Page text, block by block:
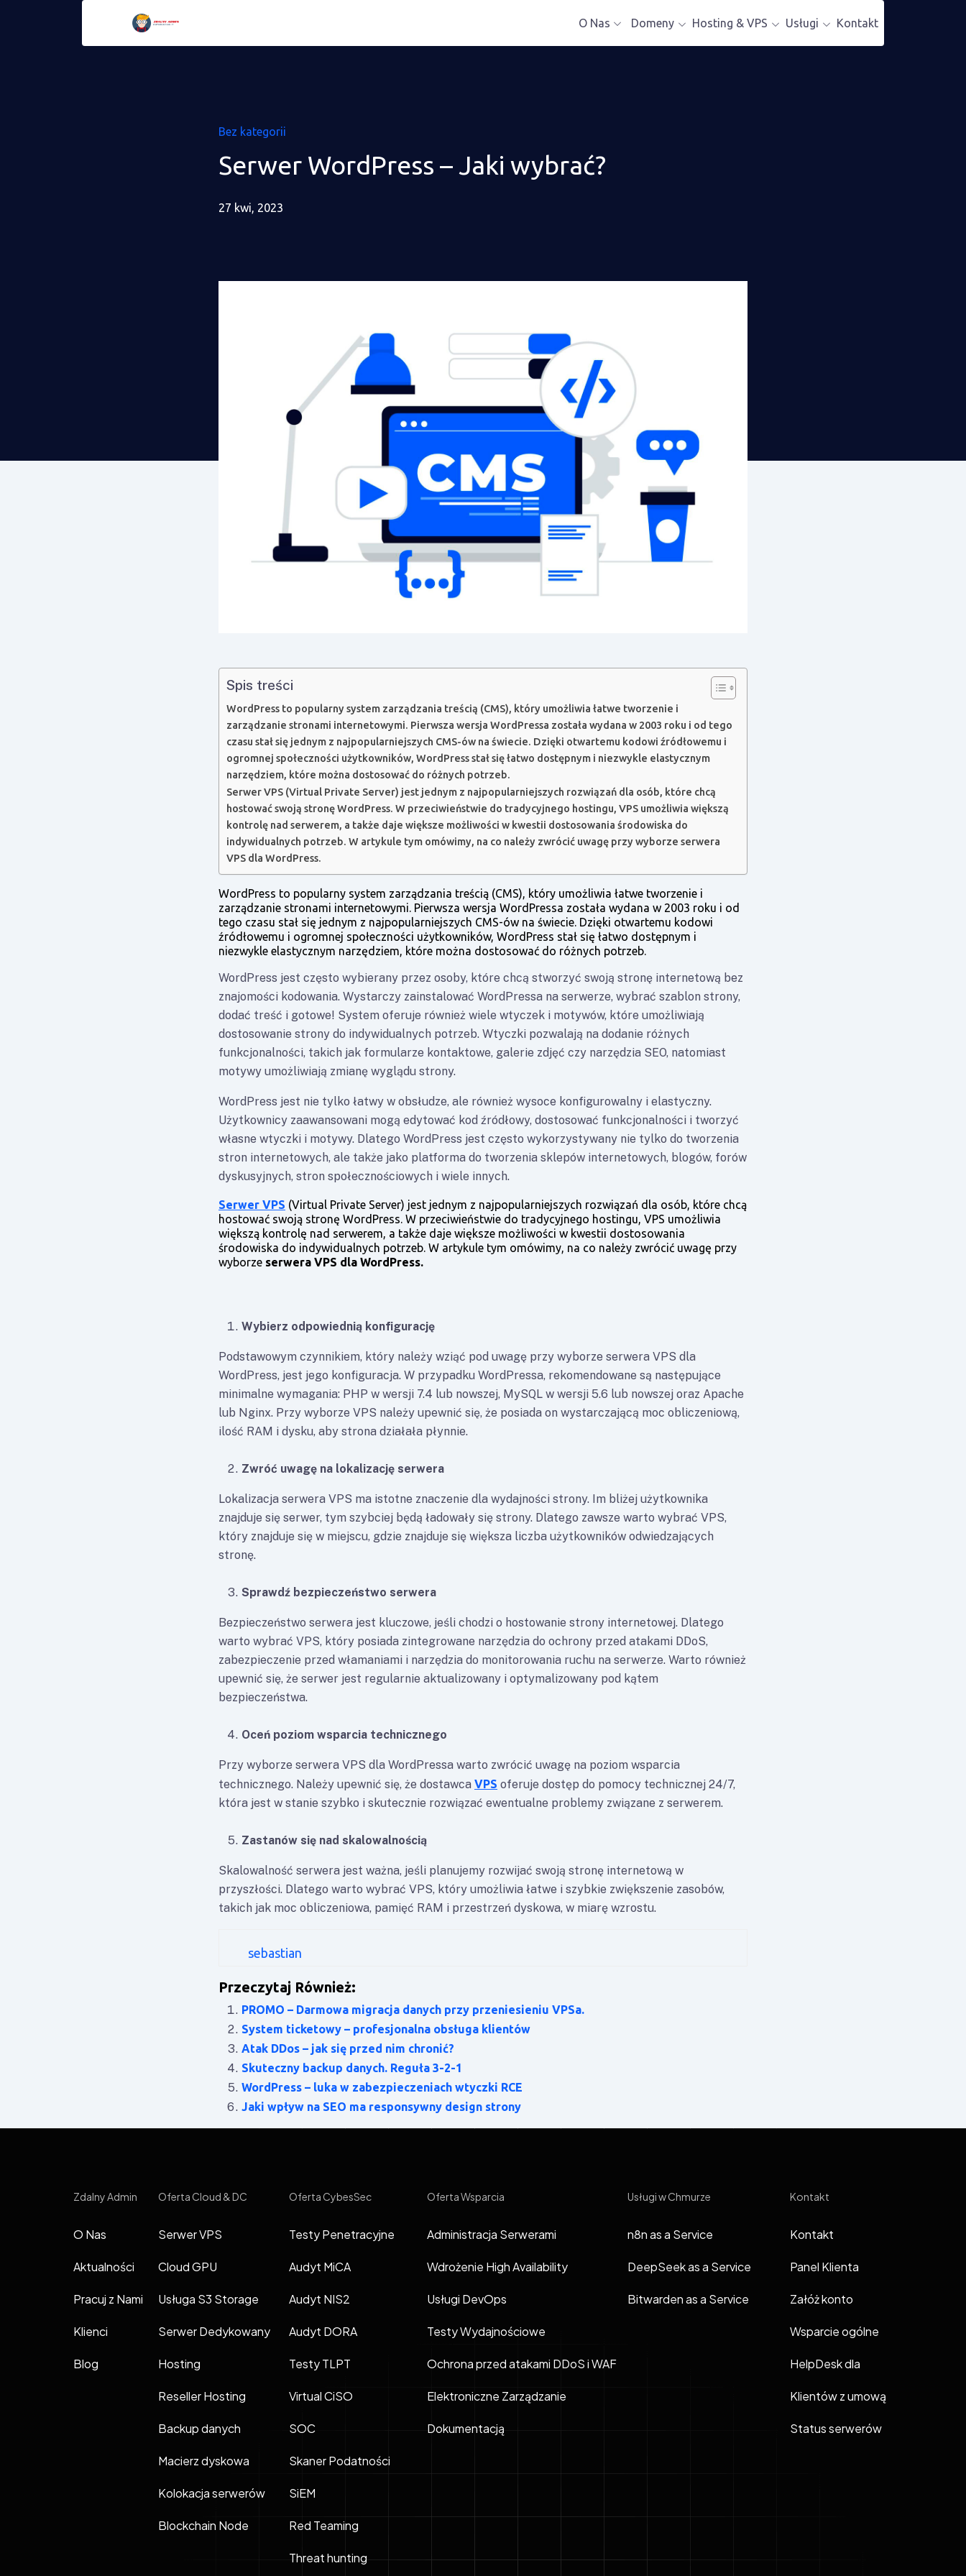
O Nas Domeny Hosting & VPS Usługi Kontakt
Bez kategorii
Serwer WordPress – Jaki wybrać?
27 kwi, 2023
Spis treści
WordPress to popularny system zarządzania treścią (CMS), który umożliwia łatwe tworzenie i
zarządzanie stronami internetowymi. Pierwsza wersja WordPressa została wydana w 2003 roku i od tego
czasu stał się jednym z najpopularniejszych CMS-ów na świecie. Dzięki otwartemu kodowi źródłowemu i
ogromnej społeczności użytkowników, WordPress stał się łatwo dostępnym i niezwykle elastycznym
narzędziem, które można dostosować do różnych potrzeb.
Serwer VPS (Virtual Private Server) jest jednym z najpopularniejszych rozwiązań dla osób, które chcą
hostować swoją stronę WordPress. W przeciwieństwie do tradycyjnego hostingu, VPS umożliwia większą
kontrolę nad serwerem, a także daje większe możliwości w kwestii dostosowania środowiska do
indywidualnych potrzeb. W artykule tym omówimy, na co należy zwrócić uwagę przy wyborze serwera
VPS dla WordPress.
WordPress to popularny system zarządzania treścią (CMS), który umożliwia łatwe tworzenie i
zarządzanie stronami internetowymi. Pierwsza wersja WordPressa została wydana w 2003 roku i od
tego czasu stał się jednym z najpopularniejszych CMS-ów na świecie. Dzięki otwartemu kodowi
źródłowemu i ogromnej społeczności użytkowników, WordPress stał się łatwo dostępnym i
niezwykle elastycznym narzędziem, które można dostosować do różnych potrzeb.
WordPress jest często wybierany przez osoby, które chcą stworzyć swoją stronę internetową bez
znajomości kodowania. Wystarczy zainstalować WordPressa na serwerze, wybrać szablon strony,
dodać treść i gotowe! System oferuje również wiele wtyczek i motywów, które umożliwiają
dostosowanie strony do indywidualnych potrzeb. Wtyczki pozwalają na dodanie różnych
funkcjonalności, takich jak formularze kontaktowe, galerie zdjęć czy narzędzia SEO, natomiast
motywy umożliwiają zmianę wyglądu strony.
WordPress jest nie tylko łatwy w obsłudze, ale również wysoce konfigurowalny i elastyczny.
Użytkownicy zaawansowani mogą edytować kod źródłowy, dostosować funkcjonalności i tworzyć
własne wtyczki i motywy. Dlatego WordPress jest często wykorzystywany nie tylko do tworzenia
stron internetowych, ale także jako platforma do tworzenia sklepów internetowych, blogów, forów
dyskusyjnych, stron społecznościowych i wiele innych.
Serwer VPS (Virtual Private Server) jest jednym z najpopularniejszych rozwiązań dla osób, które chcą
hostować swoją stronę WordPress. W przeciwieństwie do tradycyjnego hostingu, VPS umożliwia
większą kontrolę nad serwerem, a także daje większe możliwości w kwestii dostosowania
środowiska do indywidualnych potrzeb. W artykule tym omówimy, na co należy zwrócić uwagę przy
wyborze serwera VPS dla WordPress.
Wybierz odpowiednią konfigurację
Podstawowym czynnikiem, który należy wziąć pod uwagę przy wyborze serwera VPS dla
WordPress, jest jego konfiguracja. W przypadku WordPressa, rekomendowane są następujące
minimalne wymagania: PHP w wersji 7.4 lub nowszej, MySQL w wersji 5.6 lub nowszej oraz Apache
lub Nginx. Przy wyborze VPS należy upewnić się, że posiada on wystarczającą moc obliczeniową,
ilość RAM i dysku, aby strona działała płynnie.
Zwróć uwagę na lokalizację serwera
Lokalizacja serwera VPS ma istotne znaczenie dla wydajności strony. Im bliżej użytkownika
znajduje się serwer, tym szybciej będą ładowały się strony. Dlatego zawsze warto wybrać VPS,
który znajduje się w miejscu, gdzie znajduje się większa liczba użytkowników odwiedzających
stronę.
Sprawdź bezpieczeństwo serwera
Bezpieczeństwo serwera jest kluczowe, jeśli chodzi o hostowanie strony internetowej. Dlatego
warto wybrać VPS, który posiada zintegrowane narzędzia do ochrony przed atakami DDoS,
zabezpieczenie przed włamaniami i narzędzia do monitorowania ruchu na serwerze. Warto również
upewnić się, że serwer jest regularnie aktualizowany i optymalizowany pod kątem
bezpieczeństwa.
Oceń poziom wsparcia technicznego
Przy wyborze serwera VPS dla WordPressa warto zwrócić uwagę na poziom wsparcia
technicznego. Należy upewnić się, że dostawca VPS oferuje dostęp do pomocy technicznej 24/7,
która jest w stanie szybko i skutecznie rozwiązać ewentualne problemy związane z serwerem.
Zastanów się nad skalowalnością
Skalowalność serwera jest ważna, jeśli planujemy rozwijać swoją stronę internetową w
przyszłości. Dlatego warto wybrać VPS, który umożliwia łatwe i szybkie zwiększenie zasobów,
takich jak moc obliczeniowa, pamięć RAM i przestrzeń dyskowa, w miarę wzrostu.
sebastian
Przeczytaj Również:
PROMO – Darmowa migracja danych przy przeniesieniu VPSa.
System ticketowy – profesjonalna obsługa klientów
Atak DDos – jak się przed nim chronić?
Skuteczny backup danych. Reguła 3-2-1
WordPress – luka w zabezpieczeniach wtyczki RCE
Jaki wpływ na SEO ma responsywny design strony
Zdalny Admin
O Nas
Aktualności
Pracuj z Nami
Klienci
Blog
Oferta Cloud & DC
Serwer VPS
Cloud GPU
Usługa S3 Storage
Serwer Dedykowany
Hosting
Reseller Hosting
Backup danych
Macierz dyskowa
Kolokacja serwerów
Blockchain Node
Oferta CybesSec
Testy Penetracyjne
Audyt MiCA
Audyt NIS2
Audyt DORA
Testy TLPT
Virtual CiSO
SOC
Skaner Podatności
SiEM
Red Teaming
Threat hunting
Oferta Wsparcia
Administracja Serwerami
Wdrożenie High Availability
Usługi DevOps
Testy Wydajnościowe
Ochrona przed atakami DDoS i WAF
Elektroniczne Zarządzanie
Dokumentacją
Usługi w Chmurze
n8n as a Service
DeepSeek as a Service
Bitwarden as a Service
Kontakt
Kontakt
Panel Klienta
Załóż konto
Wsparcie ogólne
HelpDesk dla
Klientów z umową
Status serwerów